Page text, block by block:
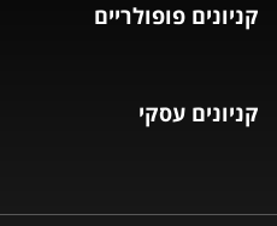
קניונים פופולריים
קניונים עסקי